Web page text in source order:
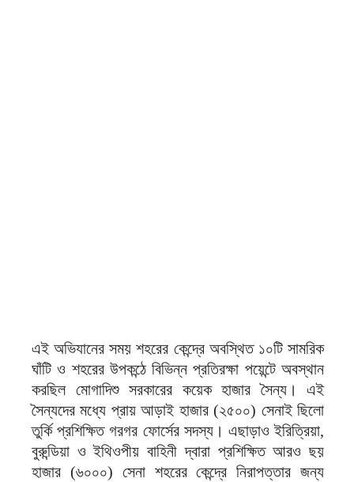
এই অভিযানের সময় শহরের কেন্দ্রে অবস্থিত ১০টি সামরিক
ঘাঁটি ও শহরের উপকন্ঠে বিভিন্ন প্রতিরক্ষা পয়েন্টে অবস্থান
করছিল মোগাদিশু সরকারের কয়েক হাজার সৈন্য। এই
সৈন্যদের মধ্যে প্রায় আড়াই হাজার (২৫০০) সেনাই ছিলো
তুর্কি প্রশিক্ষিত গরগর ফোর্সের সদস্য। এছাড়াও ইরিত্রিয়া,
বুরুন্ডিয়া ও ইথিওপীয় বাহিনী দ্বারা প্রশিক্ষিত আরও ছয়
হাজার (৬০০০) সেনা শহরের কেন্দ্রে নিরাপত্তার জন্য